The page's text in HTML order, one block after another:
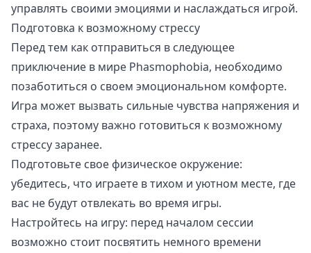
управлять своими эмоциями и наслаждаться игрой.
Подготовка к возможному стрессу
Перед тем как отправиться в следующее
приключение в мире Phasmophobia, необходимо
позаботиться о своем эмоциональном комфорте.
Игра может вызвать сильные чувства напряжения и
страха, поэтому важно готовиться к возможному
стрессу заранее.
Подготовьте свое физическое окружение:
убедитесь, что играете в тихом и уютном месте, где
вас не будут отвлекать во время игры.
Настройтесь на игру: перед началом сессии
возможно стоит посвятить немного времени